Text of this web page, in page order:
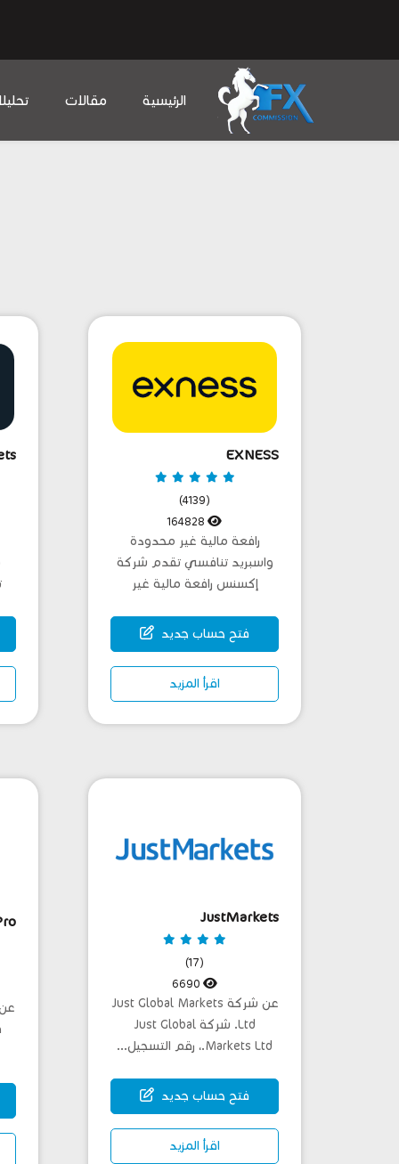
الرئيسية مقالات
EXNESS
(4139)
رافعة مالية غير محدودة
واسبريد تنافسي تقدم شركة
إكسنس رافعة مالية غير
فتح حساب جديد
اقرأ المزيد
JustMarkets
(17)
عن شركة Just Global Markets
Ltd. شركة Just Global
Markets Ltd.، رقم التسجيل...
فتح حساب جديد
اقرأ المزيد